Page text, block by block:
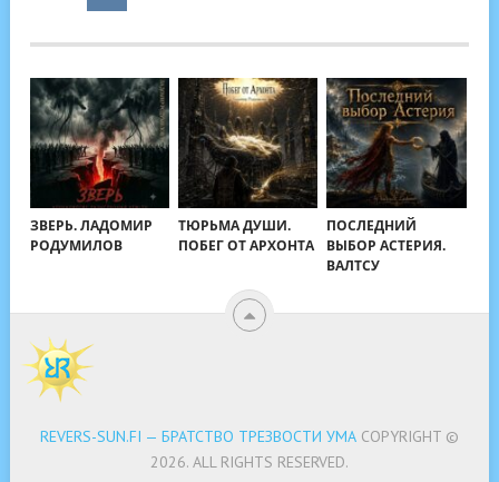
ЗВЕРЬ. ЛАДОМИР
РОДУМИЛОВ
ТЮРЬМА ДУШИ.
ПОБЕГ ОТ АРХОНТА
ПОСЛЕДНИЙ
ВЫБОР АСТЕРИЯ.
ВАЛТСУ
REVERS-SUN.FI — БРАТСТВО ТРЕЗВОСТИ УМАCOPYRIGHT ©
2026. ALL RIGHTS RESERVED.